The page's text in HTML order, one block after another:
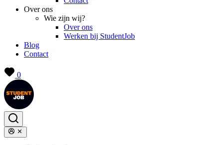
Over ons
Wie zijn wij?
Over ons
Werken bij StudentJob
Blog
Contact
0